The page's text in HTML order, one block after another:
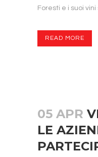
Foresti e i suoi
READ MORE
05 APR
LE